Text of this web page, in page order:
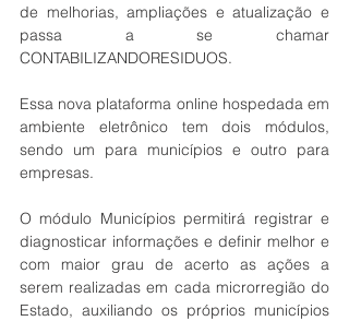
de melhorias, ampliações e atualização e
passa a se chamar
CONTABILIZANDORESIDUOS.
Essa nova plataforma online hospedada em
ambiente eletrônico tem dois módulos,
sendo um para municípios e outro para
empresas.
O módulo Municípios permitirá registrar e
diagnosticar informações e definir melhor e
com maior grau de acerto as ações a
serem realizadas em cada microrregião do
Estado, auxiliando os próprios municípios